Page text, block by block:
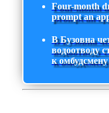
Four-month
prompt an
В Бузовна
водоотводу
к омбудсмену